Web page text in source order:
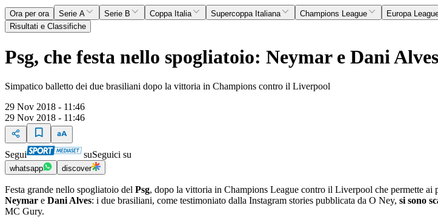
Ora per ora Serie A Serie B Coppa Italia Supercoppa Italiana Champions League Europa
Risultati e Classifiche
Psg, che festa nello spogliatoio: Neymar e Dani
Simpatico balletto dei due brasiliani dopo la vittoria in Champions contro il Liverpool
29 Nov 2018 - 11:46
29 Nov 2018 - 11:46
Segui suSeguici su
whatsapp discover
Festa grande nello spogliatoio del Psg, dopo la vittoria in Champions League contro il Liverpool che permette
Neymar e Dani Alves: i due brasiliani, come testimoniato dalla Instagram stories pubblicata da O Ney, si sono
MC Gury.